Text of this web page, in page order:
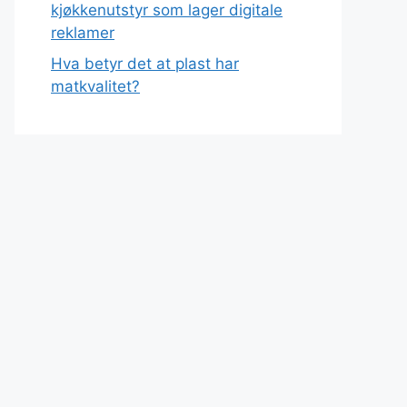
kjøkkenutstyr som lager digitale
reklamer
Hva betyr det at plast har
matkvalitet?